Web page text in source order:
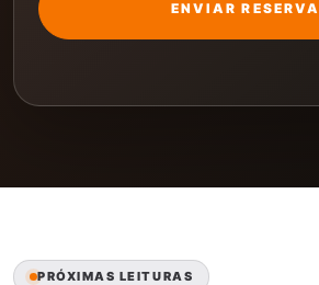
ENVIAR RESERVA
PRÓXIMAS LEITURAS